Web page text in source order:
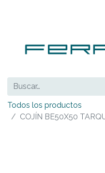
Todos los productos
COJÍN BE50X50